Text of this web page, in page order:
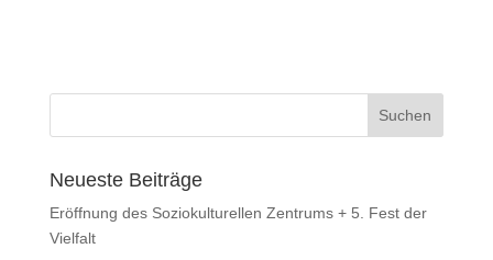
Neueste Beiträge
Eröffnung des Soziokulturellen Zentrums + 5. Fest der
Vielfalt